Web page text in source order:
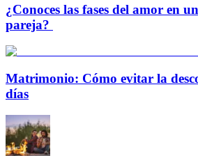
¿Conoces las fases del amor en
pareja?
Matrimonio: Cómo evitar la
días